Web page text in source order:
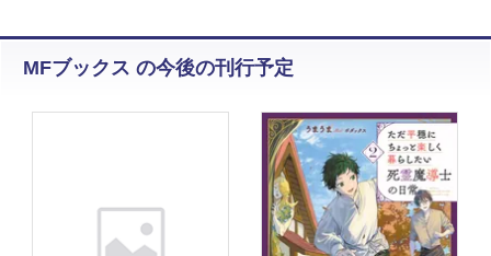
MFブックス の今後の刊行予定